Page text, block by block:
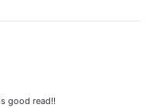
good read!!